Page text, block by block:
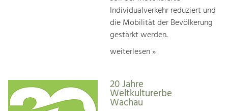
Individualverkehr reduziert und
die Mobilität der Bevölkerung
gestärkt werden.
weiterlesen »
20 Jahre
Weltkulturerbe
Wachau